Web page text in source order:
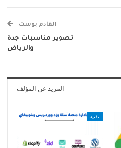
القادم بوست
تصوير مناسبات جدة
والرياض
المزيد عن المؤلف
تقنية